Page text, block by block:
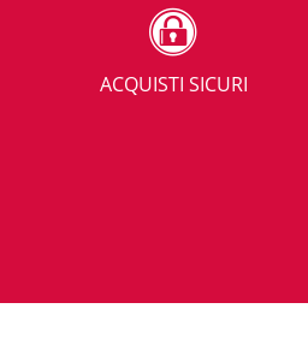
ACQUISTI SICURI